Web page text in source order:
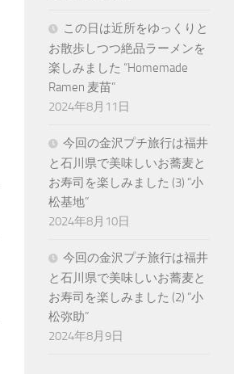
この日は近所をゆっくりと
お散歩しつつ絶品ラーメンを
楽しみました “Homemade
Ramen 麦苗”
2024年8月11日
今回の金沢プチ旅行は福井
と石川県で美味しいお蕎麦と
お寿司を楽しみました (3) “小
松基地”
2024年8月10日
今回の金沢プチ旅行は福井
と石川県で美味しいお蕎麦と
お寿司を楽しみました (2) “小
松弥助”
2024年8月9日